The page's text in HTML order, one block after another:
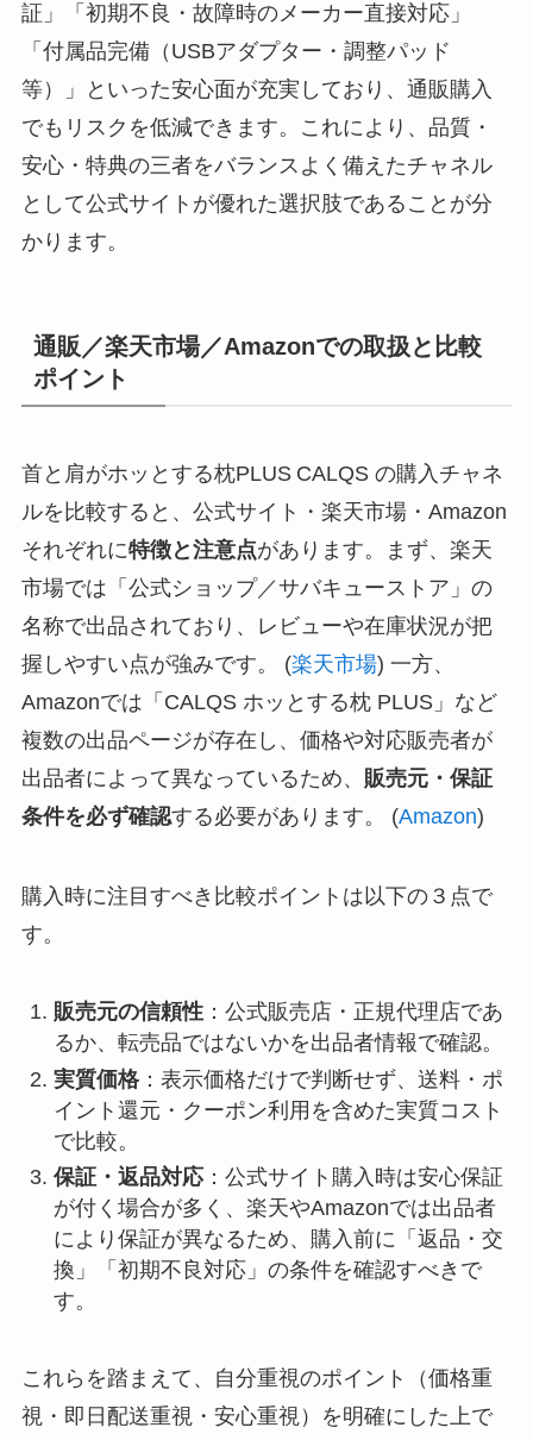
証」「初期不良・故障時のメーカー直接対応」
「付属品完備（USBアダプター・調整パッド
等）」といった安心面が充実しており、通販購入
でもリスクを低減できます。これにより、品質・
安心・特典の三者をバランスよく備えたチャネル
として公式サイトが優れた選択肢であることが分
かります。
通販／楽天市場／Amazonでの取扱と比較
ポイント
首と肩がホッとする枕PLUS CALQS の購入チャネ
ルを比較すると、公式サイト・楽天市場・Amazon
それぞれに特徴と注意点があります。まず、楽天
市場では「公式ショップ／サバキューストア」の
名称で出品されており、レビューや在庫状況が把
握しやすい点が強みです。 (楽天市場) 一方、
Amazonでは「CALQS ホッとする枕 PLUS」など
複数の出品ページが存在し、価格や対応販売者が
出品者によって異なっているため、 販売元・保証
条件を必ず確認する必要があります。 (Amazon)
購入時に注目すべき比較ポイントは以下の３点で
す。
販売元の信頼性：公式販売店・正規代理店であ
るか、転売品ではないかを出品者情報で確認。
実質価格：表示価格だけで判断せず、送料・ポ
イント還元・クーポン利用を含めた実質コスト
で比較。
保証・返品対応：公式サイト購入時は安心保証
が付く場合が多く、楽天やAmazonでは出品者
により保証が異なるため、購入前に「返品・交
換」「初期不良対応」の条件を確認すべきで
す。
これらを踏まえて、自分重視のポイント（価格重
視・即日配送重視・安心重視）を明確にした上で